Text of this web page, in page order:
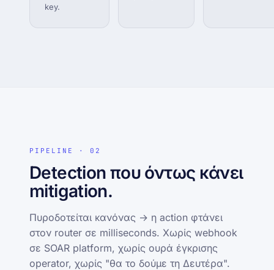
key.
PIPELINE · 02
Detection που όντως κάνει
mitigation.
Πυροδοτείται κανόνας → η action φτάνει
στον router σε milliseconds. Χωρίς webhook
σε SOAR platform, χωρίς ουρά έγκρισης
operator, χωρίς "θα το δούμε τη Δευτέρα".